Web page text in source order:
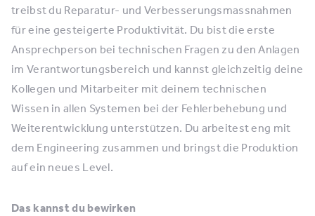
treibst du Reparatur- und Verbesserungsmassnahmen
für eine gesteigerte Produktivität. Du bist die erste
Ansprechperson bei technischen Fragen zu den Anlagen
im Verantwortungsbereich und kannst gleichzeitig deine
Kollegen und Mitarbeiter mit deinem technischen
Wissen in allen Systemen bei der Fehlerbehebung und
Weiterentwicklung unterstützen. Du arbeitest eng mit
dem Engineering zusammen und bringst die Produktion
auf ein neues Level.
Das kannst du bewirken